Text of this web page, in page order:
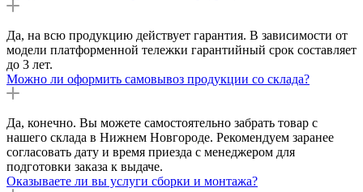
Да, на всю продукцию действует гарантия. В зависимости от
модели платформенной тележки гарантийный срок составляет
до 3 лет.
Можно ли оформить самовывоз продукции со склада?
Да, конечно. Вы можете самостоятельно забрать товар с
нашего склада в Нижнем Новгороде. Рекомендуем заранее
согласовать дату и время приезда с менеджером для
подготовки заказа к выдаче.
Оказываете ли вы услуги сборки и монтажа?